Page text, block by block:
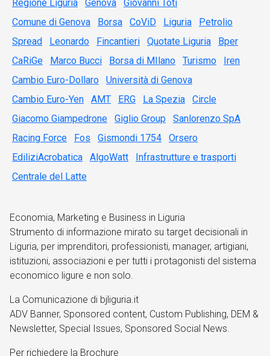
Regione Liguria
Genova
Giovanni Toti
Comune di Genova
Borsa CoViD Liguria
Petrolio
Spread
Leonardo Fincantieri Quotate Liguria
Bper
CaRiGe
Marco Bucci Borsa di MIlano Turismo
Iren
Cambio Euro-Dollaro
Università di Genova
Cambio Euro-Yen
AMT ERG La Spezia
Circle
Giacomo Giampedrone
Giglio Group
Sanlorenzo SpA
Racing Force
Fos Gismondi 1754
Orsero
EdiliziAcrobatica
AlgoWatt
Infrastrutture e trasporti
Centrale del Latte
Economia, Marketing e Business in Liguria
Strumento di informazione mirato su target decisionali in
Liguria, per imprenditori, professionisti, manager, artigiani,
istituzioni, associazioni e per tutti i protagonisti del sistema
economico ligure e non solo.
La Comunicazione di bjliguria.it
ADV Banner, Sponsored content, Custom Publishing, DEM &
Newsletter, Special Issues, Sponsored Social News.
Per richiedere la Brochure